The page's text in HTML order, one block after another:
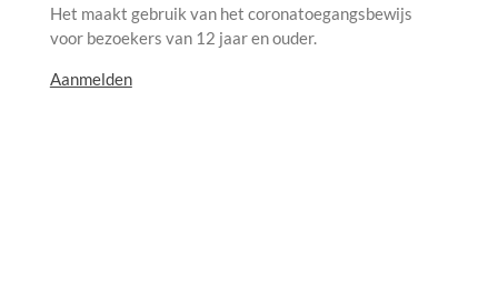
Het maakt gebruik van het coronatoegangsbewijs
voor bezoekers van 12 jaar en ouder.
Aanmelden